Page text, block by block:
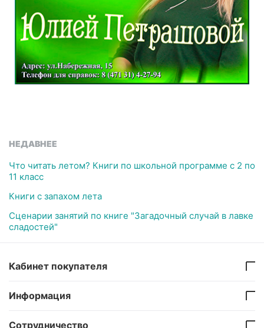
НЕДАВНЕЕ
Что читать летом? Книги по школьной программе с 2 по
11 класс
Книги с запахом лета
Сценарии занятий по книге "Загадочный случай в лавке
сладостей"
Кабинет покупателя
Информация
Сотрудничество